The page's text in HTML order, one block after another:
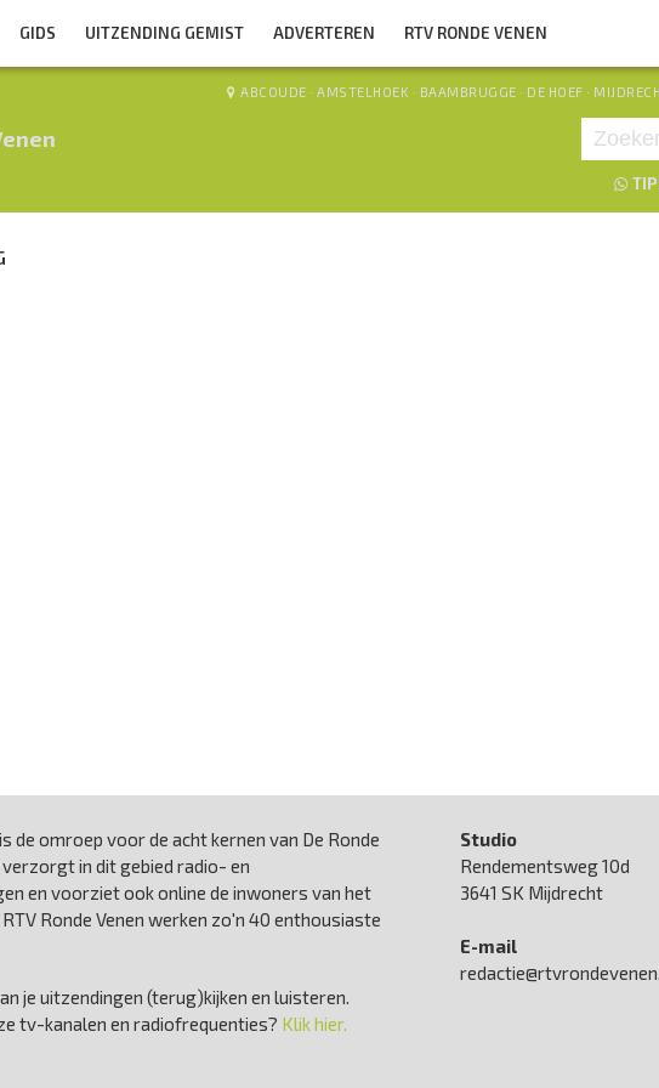
GIDS UITZENDING GEMIST ADVERTEREN RTV RONDE VENEN
ABCOUDE · AMSTELHOEK · BAAMBRUGGE · DE HOEF ·
de omroep voor de acht kernen van De Ronde
verzorgt in dit gebied radio- en
en voorziet ook online de inwoners van het
Ronde Venen werken zo'n 40 enthousiaste
je uitzendingen (terug)kijken en luisteren.
tv-kanalen en radiofrequenties? Klik hier.
Studio
Rendementsweg 10d
3641 SK Mijdrecht
E-mail